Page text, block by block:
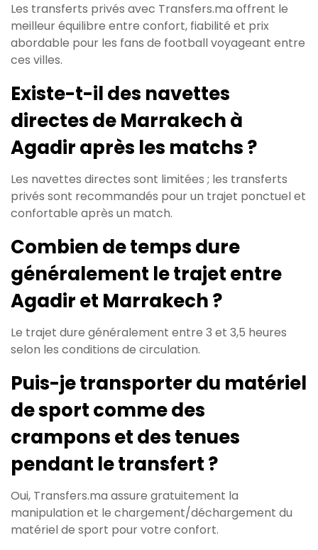
Les transferts privés avec Transfers.ma offrent le
meilleur équilibre entre confort, fiabilité et prix
abordable pour les fans de football voyageant entre
ces villes.
Existe-t-il des navettes
directes de Marrakech à
Agadir après les matchs ?
Les navettes directes sont limitées ; les transferts
privés sont recommandés pour un trajet ponctuel et
confortable après un match.
Combien de temps dure
généralement le trajet entre
Agadir et Marrakech ?
Le trajet dure généralement entre 3 et 3,5 heures
selon les conditions de circulation.
Puis-je transporter du matériel
de sport comme des
crampons et des tenues
pendant le transfert ?
Oui, Transfers.ma assure gratuitement la
manipulation et le chargement/déchargement du
matériel de sport pour votre confort.